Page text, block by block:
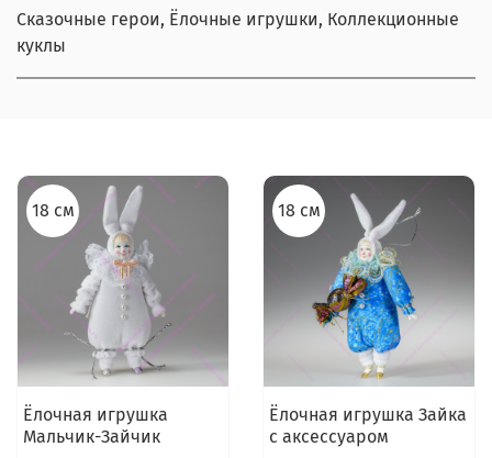
Сказочные герои, Ёлочные игрушки, Коллекционные
куклы
18 см
Ёлочная игрушка
Мальчик-Зайчик
18 см
Ёлочная игрушка Зайка
с аксессуаром